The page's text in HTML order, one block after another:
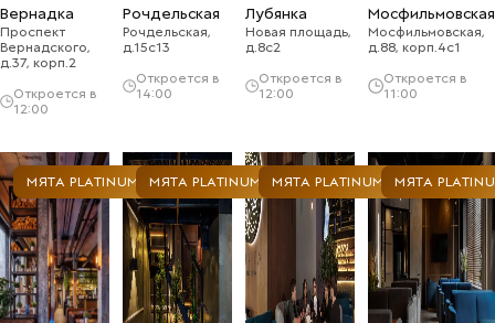
Вернадка
Проспект
Вернадского,
д.37, корп.2
Откроется в
12:00
Рочдельская
Рочдельская,
д.15с13
Откроется в
14:00
Лубянка
Новая площадь,
д.8с2
Откроется в
12:00
Мосфильмовская
Мосфильмовская,
д.88, корп.4с1
Откроется в
11:00
МЯТА PLATINUM МЯТА PLATINUM МЯТА PLATINUM МЯТА